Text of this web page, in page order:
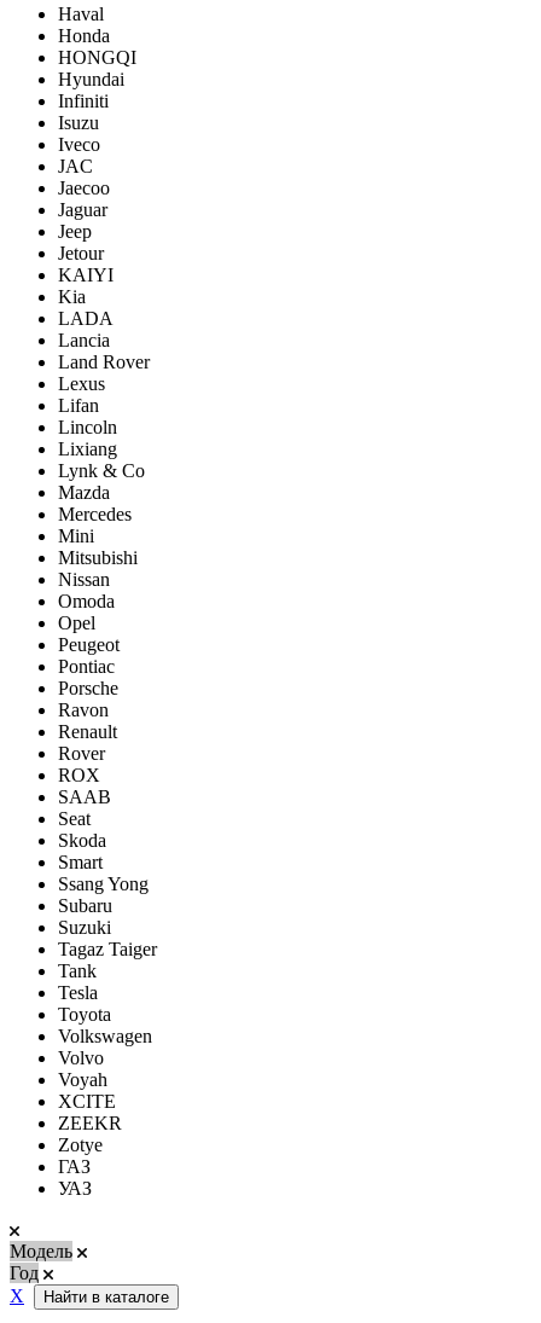
Haval
Honda
HONGQI
Hyundai
Infiniti
Isuzu
Iveco
JAC
Jaecoo
Jaguar
Jeep
Jetour
KAIYI
Kia
LADA
Lancia
Land Rover
Lexus
Lifan
Lincoln
Lixiang
Lynk & Co
Mazda
Mercedes
Mini
Mitsubishi
Nissan
Omoda
Opel
Peugeot
Pontiac
Porsсhe
Ravon
Renault
Rover
ROX
SAAB
Seat
Skoda
Smart
Ssang Yong
Subaru
Suzuki
Tagaz Taiger
Tank
Tesla
Toyota
Volkswagen
Volvo
Voyah
XCITE
ZEEKR
Zotye
ГАЗ
УАЗ
Модель
Год
Х
Найти в каталоге